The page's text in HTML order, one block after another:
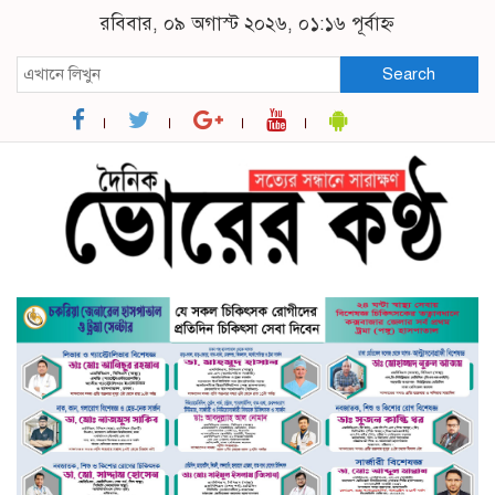
রবিবার, ০৯ অগাস্ট ২০২৬, ০১:১৬ পূর্বাহ্ন
Search